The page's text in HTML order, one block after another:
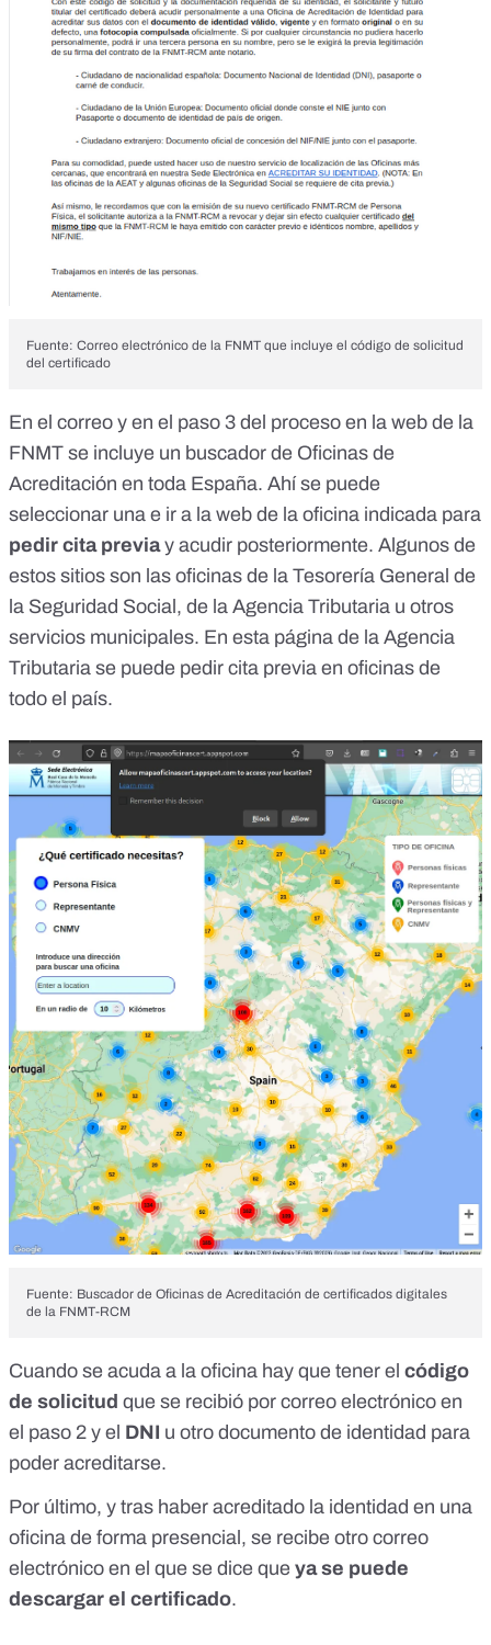
Fuente: Correo electrónico de la FNMT que incluye el código de solicitud
del certificado
En el correo y en el paso 3 del proceso en la web de la
FNMT se incluye un buscador de Oficinas de
Acreditación en toda España. Ahí se puede
seleccionar una e ir a la web de la oficina indicada para
pedir cita previay acudir posteriormente. Algunos de
estos sitios son las oficinas de la Tesorería General de
la Seguridad Social, de la Agencia Tributaria u otros
servicios municipales. En esta página de la Agencia
Tributaria se puede pedir cita previa en oficinas de
todo el país.
Fuente: Buscador de Oficinas de Acreditación de certificados digitales
de la FNMT-RCM
Cuando se acuda a la oficina hay que tener el código
de solicitud que se recibió por correo electrónico en
el paso 2 y el DNI u otro documento de identidad para
poder acreditarse.
Por último, y tras haber acreditado la identidad en una
oficina de forma presencial, se recibe otro correo
electrónico en el que se dice que ya se puede
descargar el certificado.